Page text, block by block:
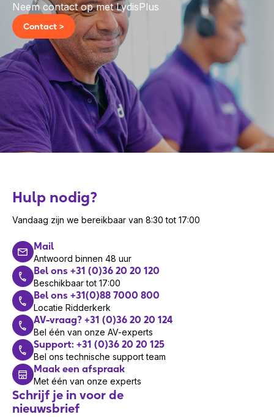
Neem contact op met LydisPlus
Contact >
Hulp nodig?
Vandaag zijn we bereikbaar van 8:30 tot 17:00
Mail
Antwoord binnen 48 uur
Bel ons +31 (0)36 20 20 120
Beschikbaar tot 17:00
Bel ons +31(0)88 7000 800
Locatie Ridderkerk
AV-vraag? +31 (0)36 20 20 124
Bel één van onze AV-experts
Support: +31 (0)36 20 20 125
Bel ons technische support team
Maak een afspraak
Met één van onze experts
Schrijf je in voor de
nieuwsbrief